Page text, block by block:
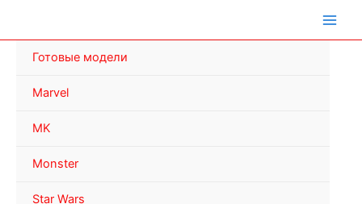
Готовые модели
Marvel
MK
Monster
Star Wars